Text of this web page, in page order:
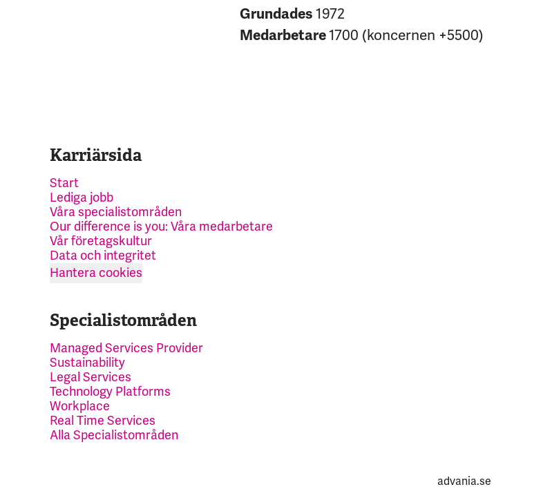
Grundades1972
Medarbetare1700 (koncernen +5500)
Karriärsida
Start
Lediga jobb
Våra specialistområden
Our difference is you: Våra medarbetare
Vår företagskultur
Data och integritet
Hantera cookies
Specialistområden
Managed Services Provider
Sustainability
Legal Services
Technology Platforms
Workplace
Real Time Services
Alla Specialistområden
advania.se